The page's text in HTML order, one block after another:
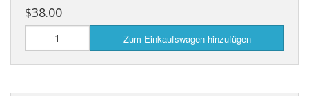
$38.00
Zum Einkaufswagen hinzufügen